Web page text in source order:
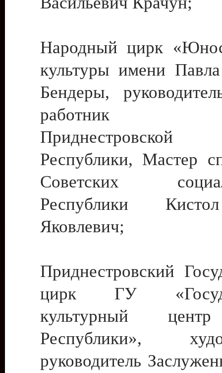
Народный цирк
культуры имени
Бендеры,
работник
Приднестровской
Республики, Мастер
Советских
Республики
Яковлевич;
Приднестровский
цирк ГУ
культурный
Республики»,
руководитель